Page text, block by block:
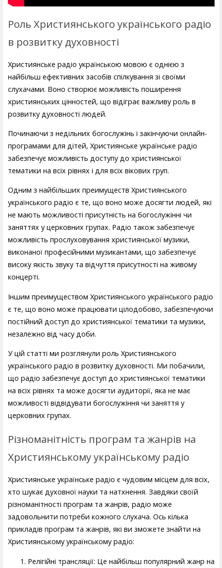
Роль Християнського українського радіо
в розвитку духовності
Християнське радіо українською мовою є однією з
найбільш ефективних засобів спілкування зі своїми
слухачами. Воно створює можливість поширення
християнських цінностей, що відіграє важливу роль в
розвитку духовності людей.
Починаючи з недільних богослужінь і закінчуючи онлайн-
програмами для дітей, Християнське українське радіо
забезпечує можливість доступу до християнської
тематики на всіх рівнях і для всіх вікових груп.
Одним з найбільших преимуществ Християнського
українського радіо є те, що воно може досягти людей, які
не мають можливості присутність на богослужінні чи
заняттях у церковних групах. Радіо також забезпечує
можливість прослуховування християнської музики,
виконаної професійними музикантами, що забезпечує
високу якість звуку та відчуття присутності на живому
концерті.
Іншим преимуществом Християнського українського радіо
є те, що воно може працювати цілодобово, забезпечуючи
постійний доступ до християнської тематики та музики,
незалежно від часу доби.
У цій статті ми розглянули роль Християнського
українського радіо в розвитку духовності. Ми побачили,
що радіо забезпечує доступ до християнської тематики
на всіх рівнях та може досягти аудиторії, яка не має
можливості відвідувати богослужіння чи заняття у
церковних групах.
Різноманітність програм та жанрів на
Християнському українському радіо
Християнське українське радіо є чудовим місцем для всіх,
хто шукає духовної науки та натхнення. Завдяки своїй
різноманітності програм та жанрів, радіо може
задовольнити потреби кожного слухача. Ось кілька
прикладів програм та жанрів, які ви зможете знайти на
Християнському українському радіо:
Релігійні трансляції: Це найбільш популярний жанр на